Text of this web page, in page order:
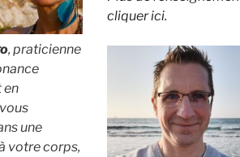
, praticienne
en
une
votre corps,
cliquer ici.